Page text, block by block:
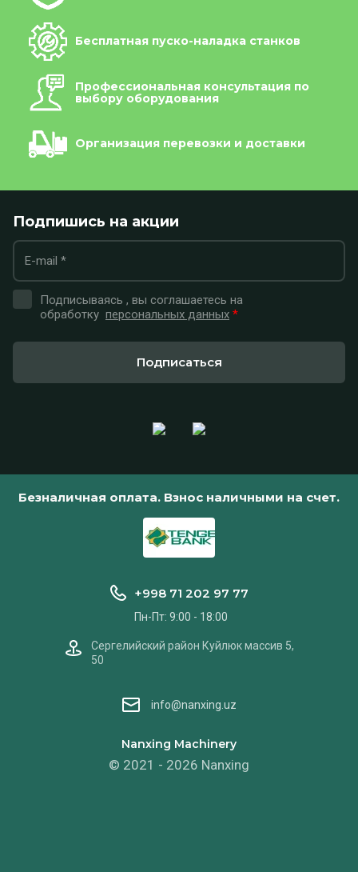
Бесплатная пуско-наладка станков
Профессиональная консультация по
выбору оборудования
Организация перевозки и доставки
Подпишись на акции
Подписываясь , вы соглашаетесь на
обработку персональных данных *
Подписаться
Безналичная оплата. Взнос наличными на счет.
Nanxing Machinery
© 2021 - 2026 Nanxing
+998 71 202 97 77
Пн-Пт: 9:00 - 18:00
Сергелийский район Куйлюк массив 5,
50
info@nanxing.uz